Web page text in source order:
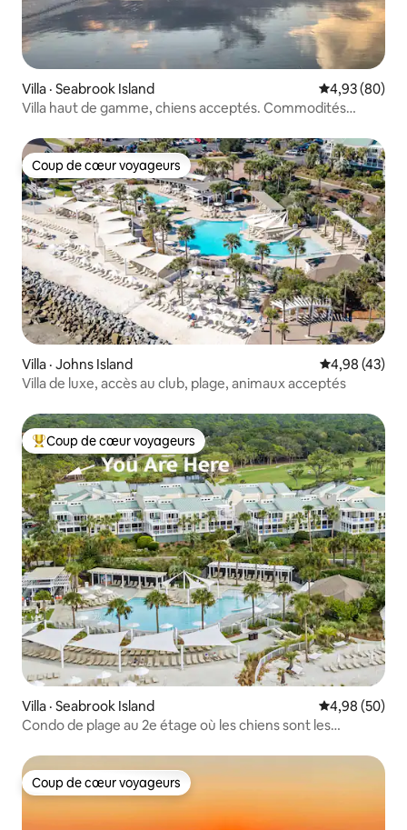
Villa · Seabrook Island Note
4,93 (80)
Villa haut de gamme, chiens acceptés. Commodités
Coup de cœur voyageurs
Coup de cœur voyageurs
Villa · Johns Island Note
4,98 (43)
Villa de luxe, accès au club, plage, animaux acceptés
Coup de cœur voyageurs parmi les plus aimés
Coup de cœur voyageurs
Villa · Seabrook Island Note
4,98 (50)
Condo de plage au 2e étage où les chiens sont les
Coup de cœur voyageurs
Coup de cœur voyageurs